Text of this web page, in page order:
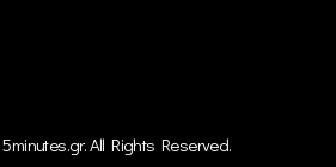
All Rights Reserved.